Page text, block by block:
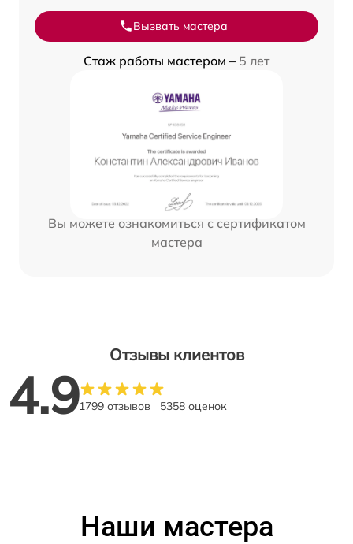
Вызвать мастера
Стаж работы мастером – 5 лет
Вы можете ознакомиться с сертификатом
мастера
Отзывы клиентов
4.91799 отзывов 5358 оценок
Наши мастера